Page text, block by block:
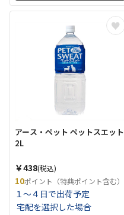
アース・ペット ペットスエット
2L
￥438(税込)
10ポイント（特典ポイント含む）
１～４日で出荷予定
宅配を選択した場合